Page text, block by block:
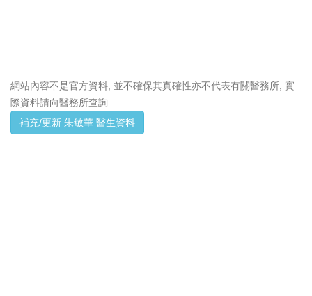
網站內容不是官方資料, 並不確保其真確性亦不代表有關醫務所, 實
際資料請向醫務所查詢
補充/更新 朱敏華 醫生資料